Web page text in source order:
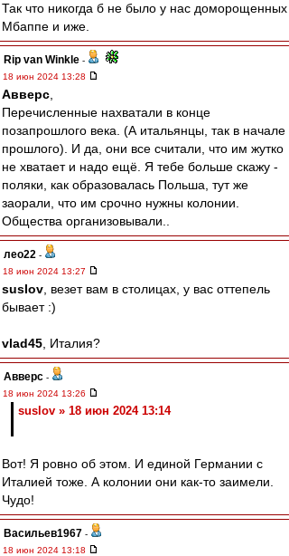
Так что никогда б не было у нас доморощенных
Мбаппе и иже.
Rip van Winkle -
18 июн 2024 13:28
Авверс
Перечисленные нахватали в конце
позапрошлого века. (А итальянцы, так в начале
прошлого). И да, они все считали, что им жутко
не хватает и надо ещё. Я тебе больше скажу -
поляки, как образовалась Польша, тут же
заорали, что им срочно нужны колонии.
Общества организовывали..
лео22 -
18 июн 2024 13:27
suslov , везет вам в столицах, у вас оттепель
бывает :)
vlad45 , Италия?
Авверс -
18 июн 2024 13:26
suslov » 18 июн 2024 13:14
Вот! Я ровно об этом. И единой Германии с
Италией тоже. А колонии они как-то заимели.
Чудо!
Васильев1967 -
18 июн 2024 13:18